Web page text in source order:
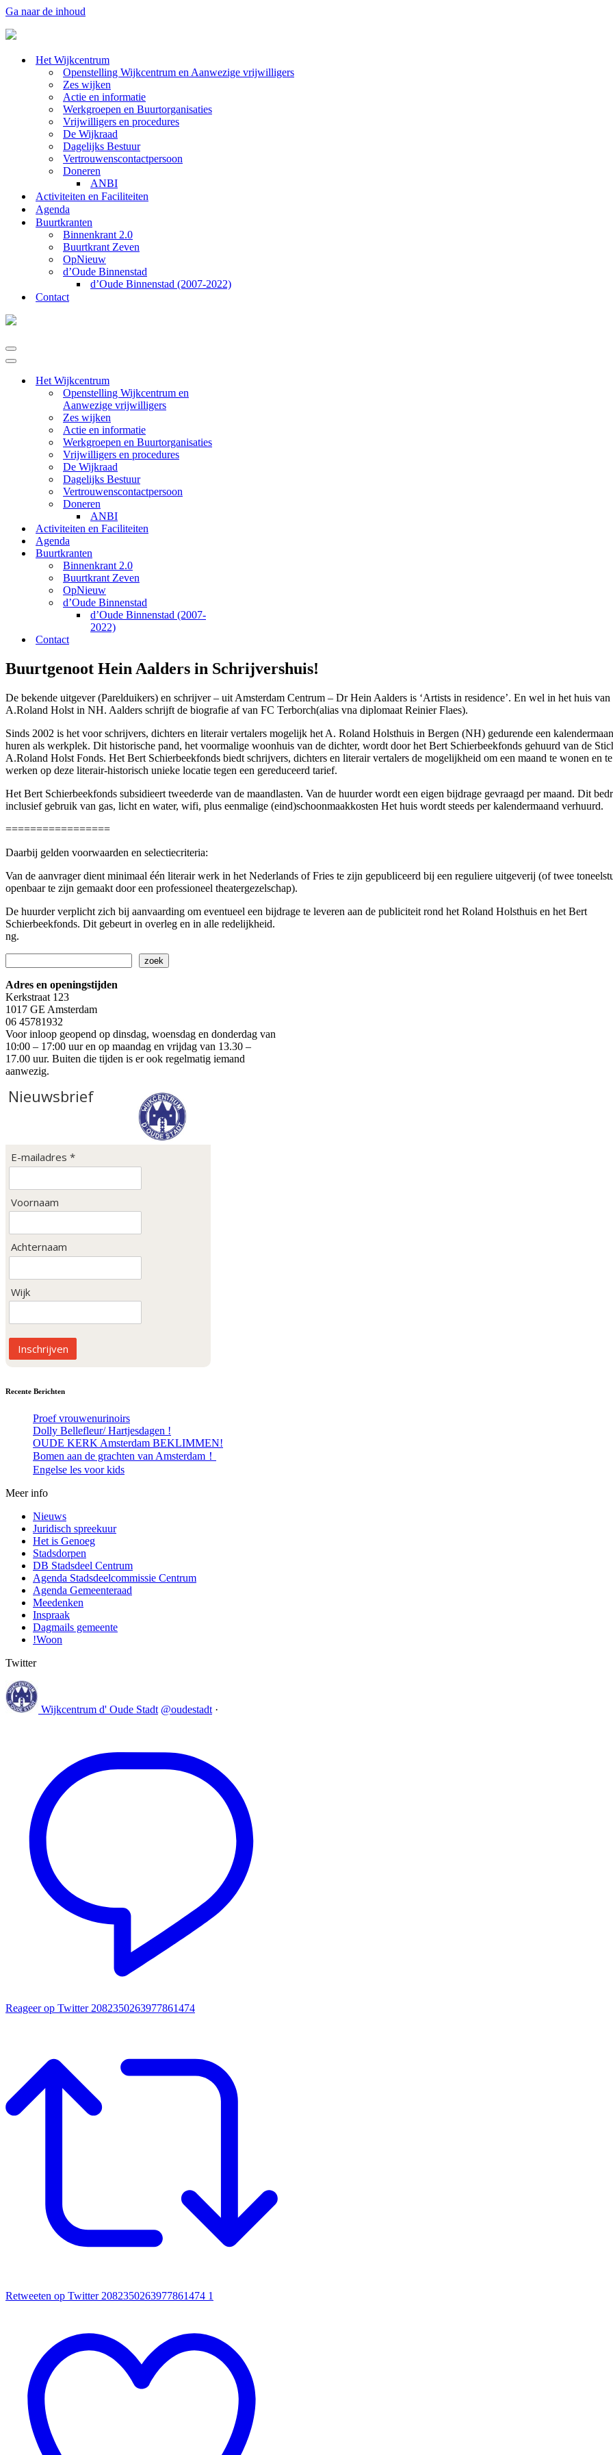
Ga naar de inhoud
Het Wijkcentrum
Openstelling Wijkcentrum en Aanwezige vrijwilligers
Zes wijken
Actie en informatie
Werkgroepen en Buurtorganisaties
Vrijwilligers en procedures
De Wijkraad
Dagelijks Bestuur
Vertrouwenscontactpersoon
Doneren
ANBI
Activiteiten en Faciliteiten
Agenda
Buurtkranten
Binnenkrant 2.0
Buurtkrant Zeven
OpNieuw
d’Oude Binnenstad
d’Oude Binnenstad (2007-2022)
Contact
Navigatie
Menu
Navigatie
Het Wijkcentrum
Openstelling Wijkcentrum en
Aanwezige vrijwilligers
Zes wijken
Actie en informatie
Werkgroepen en Buurtorganisaties
Vrijwilligers en procedures
De Wijkraad
Dagelijks Bestuur
Vertrouwenscontactpersoon
Doneren
ANBI
Activiteiten en Faciliteiten
Agenda
Buurtkranten
Binnenkrant 2.0
Buurtkrant Zeven
OpNieuw
d’Oude Binnenstad
d’Oude Binnenstad (2007-
2022)
Contact
Buurtgenoot Hein Aalders in Schrijvershuis!
De bekende uitgever (Parelduikers) en schrijver – uit Amsterdam Centrum – Dr Hein Aalders is ‘Artists in residence’. En wel in het huis van
A.Roland Holst in NH. Aalders schrijft de biografie af van FC Terborch(alias vna diplomaat Reinier Flaes).
Sinds 2002 is het voor schrijvers, dichters en literair vertalers mogelijk het A. Roland Holsthuis in Bergen (NH) gedurende een
huren als werkplek. Dit historische pand, het voormalige woonhuis van de dichter, wordt door het Bert Schierbeekfonds gehuurd van de
A.Roland Holst Fonds. Het Bert Schierbeekfonds biedt schrijvers, dichters en literair vertalers de mogelijkheid om een maand te wonen en te
werken op deze literair-historisch unieke locatie tegen een gereduceerd tarief.
Het Bert Schierbeekfonds subsidieert tweederde van de maandlasten. Van de huurder wordt een eigen bijdrage gevraagd per maand. Dit
inclusief gebruik van gas, licht en water, wifi, plus eenmalige (eind)schoonmaakkosten Het huis wordt steeds per kalendermaand verhuurd.
=================
Daarbij gelden voorwaarden en selectiecriteria:
Van de aanvrager dient minimaal één literair werk in het Nederlands of Fries te zijn gepubliceerd bij een reguliere uitgeverij (of twee
openbaar te zijn gemaakt door een professioneel theatergezelschap).
De huurder verplicht zich bij aanvaarding om eventueel een bijdrage te leveren aan de publiciteit rond het Roland Holsthuis en het Bert
Schierbeekfonds. Dit gebeurt in overleg en in alle redelijkheid.
ng.
zoek
Adres en openingstijden
Kerkstraat 123
1017 GE Amsterdam
06 45781932
Voor inloop geopend op dinsdag, woensdag en donderdag van
10:00 – 17:00 uur en op maandag en vrijdag van 13.30 –
17.00 uur. Buiten die tijden is er ook regelmatig iemand
aanwezig.
Nieuwsbrief
E-mailadres *
Voornaam
Achternaam
Wijk
Inschrijven
Recente Berichten
Proef vrouwenurinoirs
Dolly Bellefleur/ Hartjesdagen !
OUDE KERK Amsterdam BEKLIMMEN!
Bomen aan de grachten van Amsterdam！
Engelse les voor kids
Meer info
Nieuws
Juridisch spreekuur
Het is Genoeg
Stadsdorpen
DB Stadsdeel Centrum
Agenda Stadsdeelcommissie Centrum
Agenda Gemeenteraad
Meedenken
Inspraak
Dagmails gemeente
!Woon
Twitter
Wijkcentrum d' Oude Stadt @oudestadt ·
Reageer op Twitter 2082350263977861474
Retweeten op Twitter 2082350263977861474 1